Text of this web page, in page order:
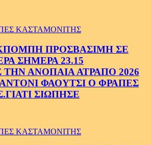
ΚΑΣΤΑΜΟΝΙΤΗΣ
ΠΡΟΣΒΑΣΙΜΗ ΣΕ
ΣΗΜΕΡΑ 23.15
ΤΗΝ ΑΝΟΠΑΙΑ ΑΤΡΑΠΟ 2026
ΦΑΟΥΤΣΙ Ο ΦΡΑΠΕΣ
ΣΙΩΠΗΣΕ
ΚΑΣΤΑΜΟΝΙΤΗΣ